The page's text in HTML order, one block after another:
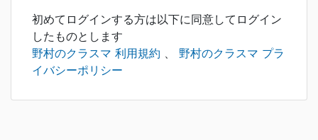
初めてログインする方は以下に同意してログイン
したものとします
野村のクラスマ 利用規約 、野村のクラスマ プラ
イバシーポリシー